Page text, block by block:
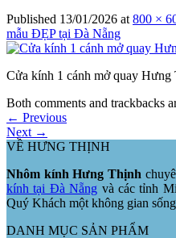
Published 13/01/2026 at 800 ×
mẫu ĐẸP tại Đà Nẵng
Cửa kính 1 cánh mở quay Hưng
Both comments and trackbacks
← Previous
Next →
VỀ HƯNG THỊNH
Nhôm kính Hưng Thịnh
kính tại Đà Nẵng và các tỉnh
Quý Khách một không gian
DANH MỤC SẢN PHẨM